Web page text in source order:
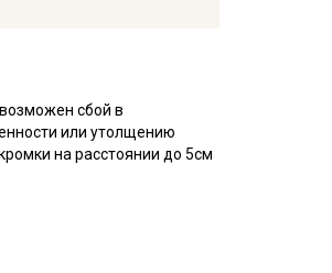
сбой в
или утолщению
на расстоянии до 5см